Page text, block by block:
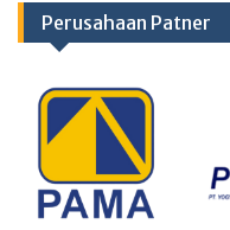
Perusahaan Patner